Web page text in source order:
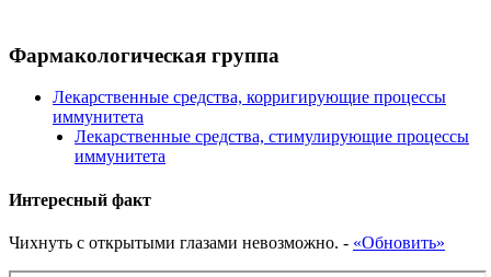
Фармакологическая группа
Лекарственные средства, корригирующие процессы
иммунитета
Лекарственные средства, стимулирующие процессы
иммунитета
Интересный факт
Чихнуть с открытыми глазами невозможно. - «Обновить»